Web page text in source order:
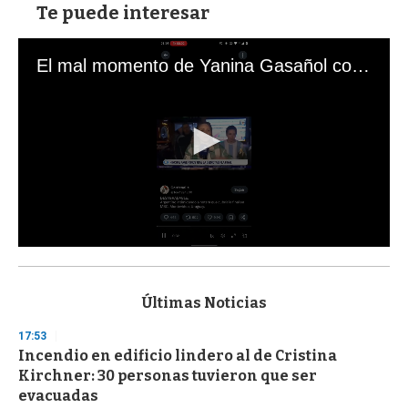
Te puede interesar
El mal momento de Yanina Gasañol con un hincha argentino en "Subrayado"
s
d
s
o
f
3
Últimas Noticias
17:53
Incendio en edificio lindero al de Cristina
Kirchner: 30 personas tuvieron que ser
evacuadas